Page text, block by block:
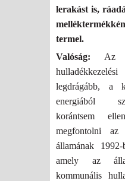
lerakást is,
termel.
Valóság: Az
legdrágább, a
energiából
korántsem
megfontolni
államának
amely az
kommunális